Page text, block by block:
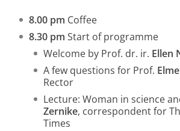
8.00 pm Coffee
8.30 pm Start of programme
Welcome by Prof. dr. ir. Ellen
A few questions for Prof.
Rector
Lecture: Woman in science
Zernike, correspondent for
Times